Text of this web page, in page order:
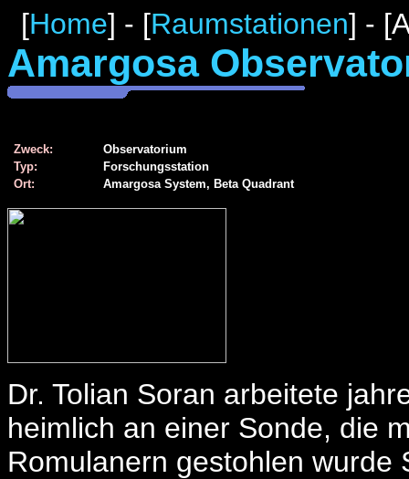
[Home] - [Raumstationen] -
Amargosa
Zweck:
Observatorium
Typ:
Forschungsstation
Ort:
Amargosa System, Beta Quadrant
Dr. Tolian Soran arbeitete
heimlich an einer Sonde, die
Romulanern gestohlen wurde